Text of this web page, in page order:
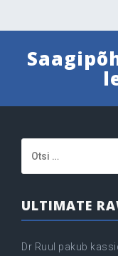
ULTIMATE
Dr Ruul pakub